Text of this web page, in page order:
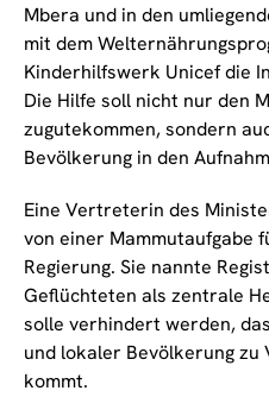
Mbera und in den
mit dem
Kinderhilfswerk Unicef die
Die Hilfe soll nicht nur den
zugutekommen, sondern
Bevölkerung in den
Eine Vertreterin des
von einer Mammutaufgabe
Regierung. Sie nannte
Geflüchteten als zentrale
solle verhindert werden,
und lokaler Bevölkerung
kommt.